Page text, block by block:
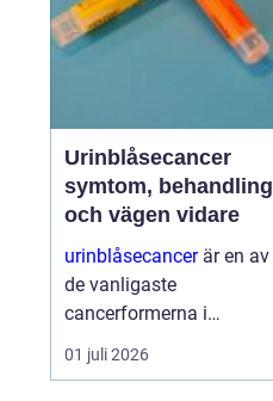
Urinblåsecancer
symtom, behandling
och vägen vidare
urinblåsecancerär en av
de vanligaste
cancerformerna i
urinvägarna, men får
ofta mindre
01 juli 2026